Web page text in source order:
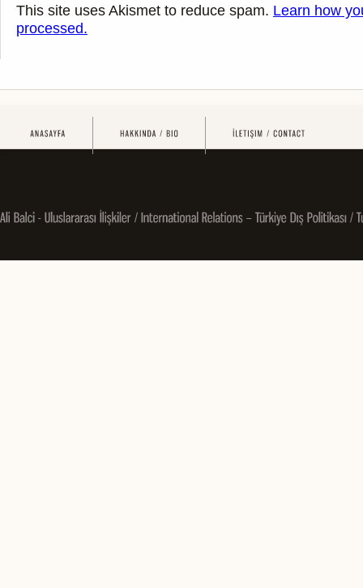
This site uses Akismet to reduce spam. Learn how
processed.